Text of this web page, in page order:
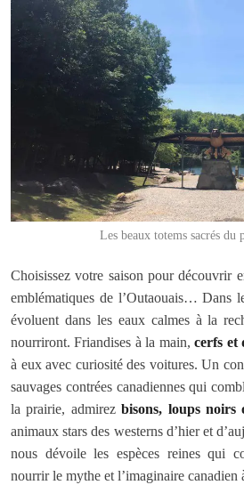
Les beaux totems sacrés du
Choisissez votre saison pour découvrir
emblématiques de l’Outaouais… Dans
évoluent dans les eaux calmes à la
nourriront. Friandises à la main,cerfs et
à eux avec curiosité des voitures. Un
sauvages contrées canadiennes qui
la prairie, admirezbisons, loups noirs
animaux stars des westerns d’hier et
nous dévoile les espèces reines qui
nourrir le mythe et l’imaginaire canadien